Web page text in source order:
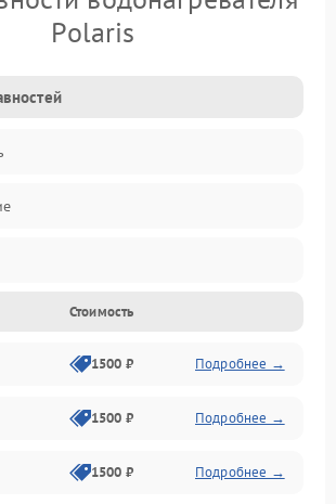
Polaris
Стоимость
1500 ₽ Подробнее →
1500 ₽ Подробнее →
1500 ₽ Подробнее →